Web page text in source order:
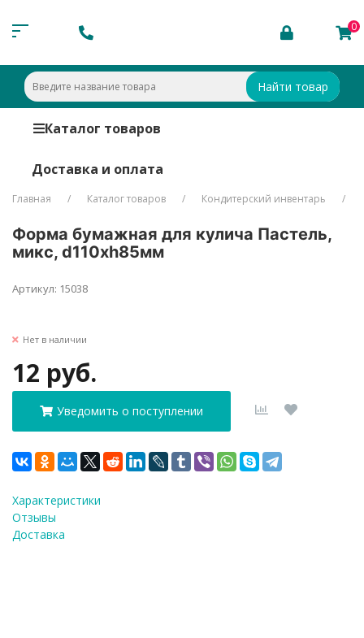
0
Найти товар
Каталог товаров
Доставка и оплата
Главная Каталог товаров Кондитерский инвентарь
Форма бумажная для кулича Пастель,
микс, d110хh85мм
Артикул: 15038
Нет в наличии
12 руб.
Уведомить о поступлении
Характеристики
Отзывы
Доставка